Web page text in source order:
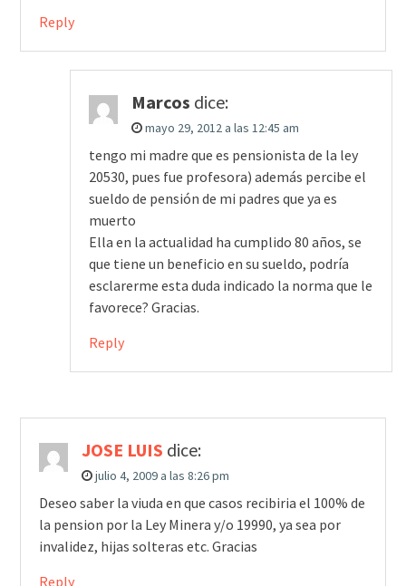
Reply
Marcos dice:
mayo 29, 2012 a las 12:45 am
tengo mi madre que es pensionista de la ley
20530, pues fue profesora) además percibe el
sueldo de pensión de mi padres que ya es
muerto
Ella en la actualidad ha cumplido 80 años, se
que tiene un beneficio en su sueldo, podría
esclarerme esta duda indicado la norma que le
favorece? Gracias.
Reply
JOSE LUIS dice:
julio 4, 2009 a las 8:26 pm
Deseo saber la viuda en que casos recibiria el 100% de
la pension por la Ley Minera y/o 19990, ya sea por
invalidez, hijas solteras etc. Gracias
Reply